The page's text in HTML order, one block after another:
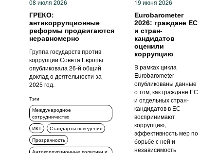
08 июля 2026
ГРЕКО:
антикоррупционные
реформы продвигаются
неравномерно
Группа государств против
коррупции Совета Европы
опубликовала 26-й общий
доклад о деятельности за
2025 год.
Тэги
Международное
сотрудничество
ИКТ
Стандарты поведения
Прозрачность
Антикоррупционные политики и
19 июня 2026
Eurobarometer
2026: граждане ЕС
и стран-
кандидатов
оценили
коррупцию
В рамках цикла
Eurobarometer
опубликованы данные
о том, как граждане ЕС
и отдельных стран-
кандидатов в ЕС
воспринимают
коррупцию,
эффективность мер по
борьбе с ней и
независимость